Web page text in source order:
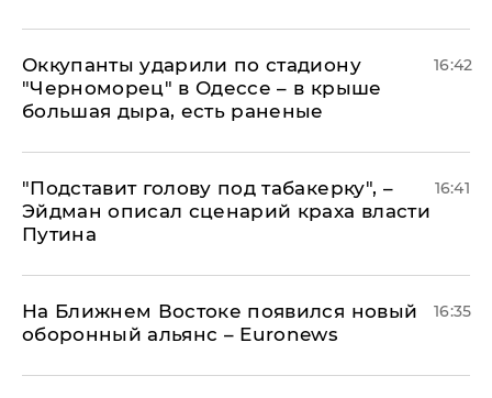
Оккупанты ударили по стадиону
"Черноморец" в Одессе – в крыше
большая дыра, есть раненые
16:42
​"Подставит голову под табакерку", –
Эйдман описал сценарий краха власти
Путина
16:41
На Ближнем Востоке появился новый
оборонный альянс – Euronews
16:35